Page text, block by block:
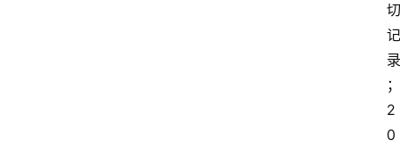
切
记
录
；
2
0